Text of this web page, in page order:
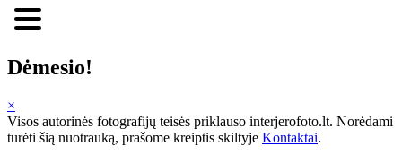
Dėmesio!
×
Visos autorinės fotografijų teisės priklauso interjerofoto.lt. Norėdami
turėti šią nuotrauką, prašome kreiptis skiltyje Kontaktai.